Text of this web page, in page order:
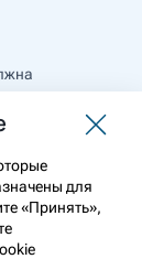
и лечения
врача. Перед
для
«Принять»,